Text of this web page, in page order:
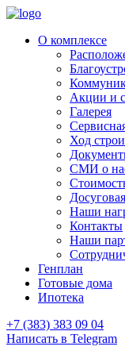
О комплексе
Акции и
Галерея
Ход
СМИ о
Наши
Контакты
Наши
Генплан
Готовые дома
Ипотека
+7 (383) 383 09 04
Написать в Telegram